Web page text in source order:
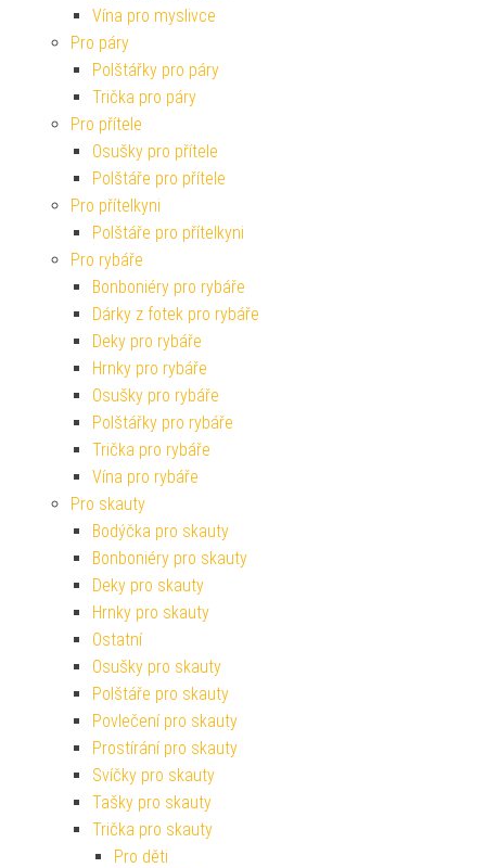
Vína pro myslivce
Pro páry
Polštářky pro páry
Trička pro páry
Pro přítele
Osušky pro přítele
Polštáře pro přítele
Pro přítelkyni
Polštáře pro přítelkyni
Pro rybáře
Bonboniéry pro rybáře
Dárky z fotek pro rybáře
Deky pro rybáře
Hrnky pro rybáře
Osušky pro rybáře
Polštářky pro rybáře
Trička pro rybáře
Vína pro rybáře
Pro skauty
Bodýčka pro skauty
Bonboniéry pro skauty
Deky pro skauty
Hrnky pro skauty
Ostatní
Osušky pro skauty
Polštáře pro skauty
Povlečení pro skauty
Prostírání pro skauty
Svíčky pro skauty
Tašky pro skauty
Trička pro skauty
Pro děti